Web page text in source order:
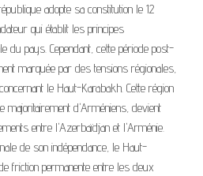
adopte sa constitution le 12
qui établit les principes
du pays. Cependant, cette période post-
marquée par des tensions régionales,
le Haut-Karabakh. Cette région
majoritairement d'Arméniens, devient
entre l'Azerbaïdjan et l'Arménie.
de son indépendance, le Haut-
friction permanente entre les deux